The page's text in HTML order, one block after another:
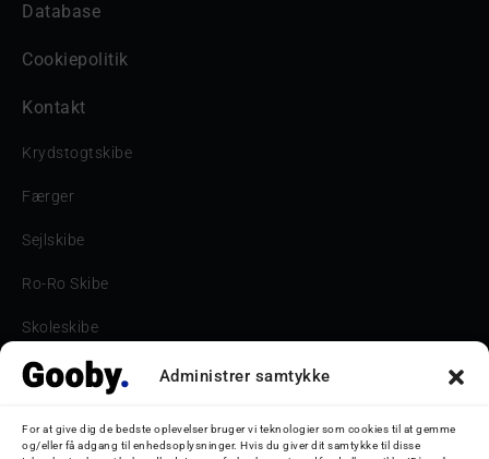
Administrer samtykke
For at give dig de bedste oplevelser bruger vi teknologier som cookies til at gemme
og/eller få adgang til enhedsoplysninger. Hvis du giver dit samtykke til disse
Database
Cookiepolitik
Kontakt
Krydstogtskibe
Færger
Sejlskibe
Ro-Ro Skibe
Skoleskibe
Havne & Turbåde samt restaurantionsskibe